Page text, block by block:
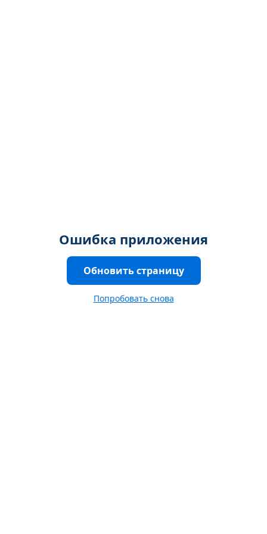
Ошибка приложения
Обновить страницу
Попробовать снова